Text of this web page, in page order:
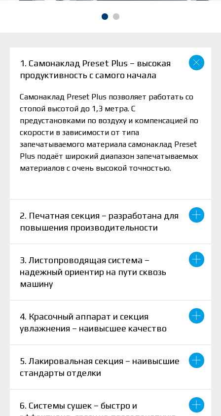
1. Самонаклад Preset Plus – высокая
продуктивность с самого начала
Самонаклад Preset Plus позволяет работать со
стопой высотой до 1,3 метра. С
предустановками по воздуху и компенсацией по
скорости в зависимости от типа
запечатываемого материала самонаклад Preset
Plus подаёт широкий диапазон запечатываемых
материалов с очень высокой точностью.
2. Печатная секция – разработана для
повышения производительности
3. Листопроводящая система –
надежный ориентир на пути сквозь
машину
4. Красочный аппарат и секция
увлажнения – наивысшее качество
5. Лакировальная секция – наивысшие
стандарты отделки
6. Системы сушек – быстро и